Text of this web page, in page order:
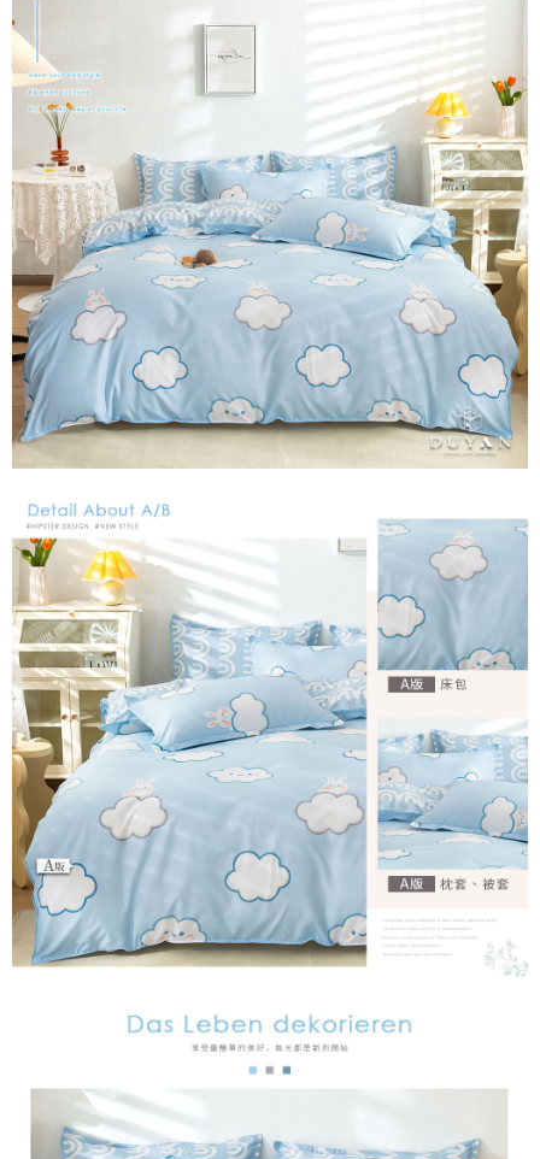
1.本服務由台灣大哥大提供，台灣大哥大用戶可立即使用無須另外申請。
2.付款方式選擇「大哥付你分期」，訂單成立後會自動跳轉到大哥付的交易
流程，驗證手機門號後，選擇欲分期的期數、繳款截止日，確認付款後即完
成交易。
3.實際核准額度、可分期數及費用金額請依後續交易確認頁面所載為準。
4.訂單成立30分鐘內，如未前往確認交易或遇審核未通過，訂單將自動取
消。如遇「轉專審核」未通過狀況，表示未達大哥付你分期系統評分，恕無
法說明評估內容。
【繳款方式說明】
1.分期款項不併入電信帳單，「大哥付你分期」於每月結算日後寄送繳費提
醒簡訊。
2.透過簡訊連結打開帳單後，可選擇「超商條碼／台灣大直營門市／銀行轉
帳／街口支付／iPASS MONEY」等通路繳費。
【注意事項】
1.本服務係由「台灣大哥大股份有限公司」（以下簡稱本公司）所提供，讓
用戶於交易時，得透過本服務購買商品或服務，並由商店將買賣／分期付款
買賣價金債權讓與本公司後，依約使用本公司帳單繳交帳款。
2.基於同意付款使用「大哥付你分期」之契約關係目的，商店將以您的個人
資料（包含姓名、電話或地址）提供予台灣大哥大進項蒐集、處理及利用，
由本公司與您本人進行分期帳單所需資料之確認、核對及更正。
相關說明
【關於「AFTEE先享後付」】
AFTEE先享後付是「在收到商品之後才付款」的支付方式。 讓您購物簡單
便利好安心！
１．簡單：不需註冊會員、不需綁卡、不需儲值。
２．便利：只要手機號碼，簡訊認證，即可結帳。
３．安心：先確認商品／服務後，再付款。
【「AFTEE先享後付」結帳流程】
１．於結帳方式選擇「AFTEE先享後付」後，將跳轉至「AFTEE先享後付」
結帳頁面，進行簡訊認證並確認金額後，即可完成結帳。
２．訂單成立數日內，您將收到繳費通知簡訊。
３．收到繳費通知簡訊後14天內，點擊此簡訊中的連結，可透過四大超商／
ATM／網路銀行／等多元方式進行付款，方視為交易完成。
※ 請注意：結帳手續完成當下不需立刻繳費，但若您需要取消訂單，請聯絡
購買商品的店家。未經商家同意取消之訂單仍視為有效，需透過AFTEE先享
後付繳納相關費用。
※ 交易是否成功請以「AFTEE先享後付 」之結帳頁面顯示為準，若有關於
是否繳費成功／繳費後需取消欲退款等相關疑問，請聯繫「AFTEE先享後付
客戶支援中心」https://netprotections.freshdesk.com/support/home
【注意事項】
１．透過由恩沛科技股份有限公司提供之「AFTEE先享後付」服務完成之交
易，需依本服務之必要範圍內提供個人資料，並將交易相關給付款項請求債
權轉讓予恩沛科技股份有限公司。
２．關於個人資料處理事宜，請瀏覽以下網址：
https://aftee.tw/terms/#terms3
３．未成年的使用者請事先徵得法定代理人或監護人之同意方可使用
「AFTEE先享後付」，若未經同意申辦者引起之損失，本公司不負相關責
任。
４．使用「AFTEE先享後付」時，將依據個別帳號之用戶狀況，依本公司即
時審查核予不同之上限額度；若仍有額度不足之情形，本公司將視審查結果
請求用戶進行身份認證。
５．嚴禁一人註冊多個帳號或使用他人資訊註冊。若發現惡意使用之情形，
恩沛科技股份有限公司將有權停止該用戶之使用額度並採取法律行動。
Hami Point
相關說明
「Hami Point」為中華電信所提供之點數服務，可於會員專區綁定中華電信
會員帳號後，即可在購物車使用 Hami Point 折抵消費金額 (1點等於1元)。
ATM付款
運送方式
全家取貨付款
每筆NT$60，滿NT$699(含以上)免運費
付款後全家取貨
每筆NT$60，滿NT$699(含以上)免運費
7-11取貨付款
每筆NT$60，滿NT$999(含以上)免運費
付款後7-11取貨
每筆NT$60，滿NT$999(含以上)免運費
新竹貨運
每筆NT$80，滿NT$999(含以上)免運費